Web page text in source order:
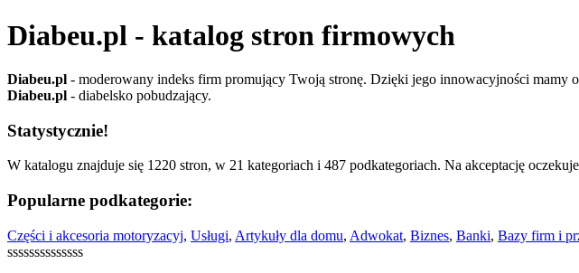
Diabeu.pl - katalog stron firmowych
Diabeu.pl - moderowany indeks firm promujący Twoją stronę. Dzięki jego innowacyjności
Diabeu.pl - diabelsko pobudzający.
Statystycznie!
W katalogu znajduje się 1220 stron, w 21 kategoriach i 487 podkategoriach. Na akceptację
Popularne podkategorie:
Części i akcesoria motoryzacyj, Usługi, Artykuły dla domu, Adwokat, Biznes, Banki, Bazy firm i
ssssssssssssss